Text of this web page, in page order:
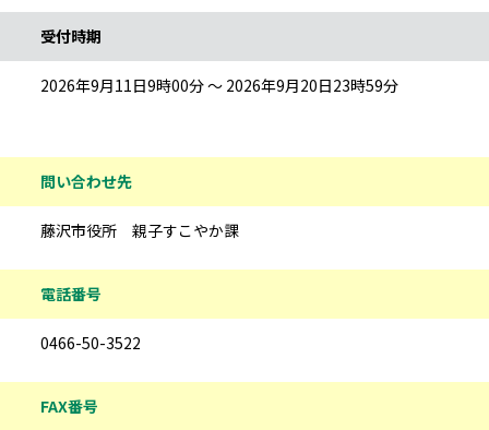
受付時期
2026年9月11日9時00分 ～ 2026年9月20日23時59分
問い合わせ先
藤沢市役所 親子すこやか課
電話番号
0466-50-3522
FAX番号